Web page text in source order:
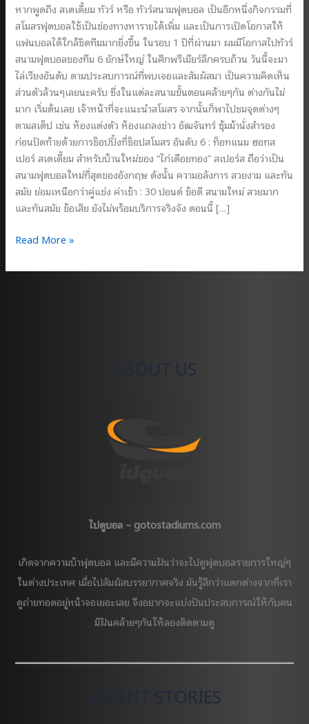
หากพูดถึง สเตเดี้ยม ทัวร์ หรือ ทัวร์สนามฟุตบอล เป็นอีกหนึ่งกิจกรรมที่
สโมสรฟุตบอลใช้เป็นช่องทางหารายได้เพิ่ม และเป็นการเปิดโอกาสให้
แฟนบอลได้ใกล้ชิดทีมมากยิ่งขึ้น ในรอบ 1 ปีที่ผ่านมา ผมมีโอกาสไปทัวร์
สนามฟุตบอลของทีม 6 ยักษ์ใหญ่ ในศึกพรีเมียร์ลีกครบถ้วน วันนี้จะมา
ไล่เรียงอันดับ ตามประสบการณ์ที่พบเจอและสัมผัสมา เป็นความคิดเห็น
ส่วนตัวล้วนๆเลยนะครับ ซึ่งในแต่ละสนามขั้นตอนคล้ายๆกัน ต่างกันไม่
มาก เริ่มต้นเลย เจ้าหน้าที่จะแนะนำสโมสร จากนั้นก็พาไปชมจุดต่างๆ
ตามสเต็ป เช่น ห้องแต่งตัว ห้องแถลงข่าว อัฒจันทร์ ซุ้มม้านั่งสำรอง
ก่อนปิดท้ายด้วยการช็อปปิ้งที่ช็อปสโมสร อันดับ 6 : ท็อทแนม ฮอทส
เปอร์ สเตเดี้ยม สำหรับบ้านใหม่ของ “ไก่เดือยทอง” สเปอร์ส ถือว่าเป็น
สนามฟุตบอลใหม่ที่สุดของอังกฤษ ดังนั้น ความอลังการ สวยงาม และทัน
สมัย ย่อมเหนือกว่าคู่แข่ง ค่าเข้า : 30 ปอนด์ ข้อดี สนามใหม่ สวยมาก
และทันสมัย ข้อเสีย ยังไม่พร้อมบริการจริงจัง ตอนนี้ […]
จัด
ทัวร์
Read More »
ABOUT US
ไปดูบอล – gotostadiums.com
เกิดจากความบ้าฟุตบอล และมีความฝันว่าจะไปดูฟุตบอลรายการใหญ่ๆ
ในต่างประเทศ เมื่อไปสัมผัสบรรยากาศจริง มันรู้สึกว่าแตกต่างจากที่เรา
ดูถ่ายทอดอยู่หน้าจอเยอะเลย จึงอยากจะแบ่งปันประสบการณ์ให้กับคน
มีฝันคล้ายๆกันให้ลองติดตามดู
RECENT STORIES